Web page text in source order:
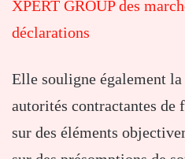
XPERT GROUP des
déclarations
Elle souligne également la
autorités contractantes de
sur des éléments